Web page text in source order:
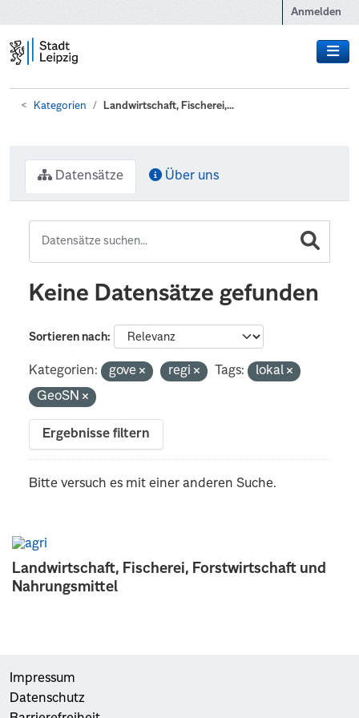
Anmelden
Kategorien Landwirtschaft, Fischerei,...
Landwirtschaft, Fischerei, Forstwirtschaft und
Nahrungsmittel
Datensätze Über uns
Keine Datensätze gefunden
Sortieren nach
Kategorien: gove regi Tags:
lokal
GeoSN
Ergebnisse filtern
Bitte versuch es mit einer anderen Suche.
Impressum
Datenschutz